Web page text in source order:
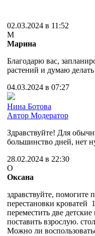
02.03.2024 в 11:52
М
Марина
Благодарю вас,
растений и думаю
04.03.2024 в 07:27
Нина Ботова
Автор Модератор
Здравствуйте! Для
большинство дней, нет
28.02.2024 в 22:30
О
Оксана
здравствуйте, помогите
перестановки
переместить две
поставить взрослую.
Можно ли